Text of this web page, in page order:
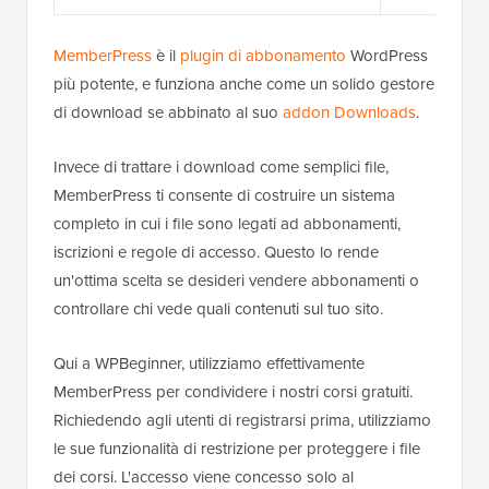
MemberPressè il plugin di abbonamento WordPress
più potente, e funziona anche come un solido gestore
di download se abbinato al suo addon Downloads.
Invece di trattare i download come semplici file,
MemberPress ti consente di costruire un sistema
completo in cui i file sono legati ad abbonamenti,
iscrizioni e regole di accesso. Questo lo rende
un'ottima scelta se desideri vendere abbonamenti o
controllare chi vede quali contenuti sul tuo sito.
Qui a WPBeginner, utilizziamo effettivamente
MemberPress per condividere i nostri corsi gratuiti.
Richiedendo agli utenti di registrarsi prima, utilizziamo
le sue funzionalità di restrizione per proteggere i file
dei corsi. L'accesso viene concesso solo al